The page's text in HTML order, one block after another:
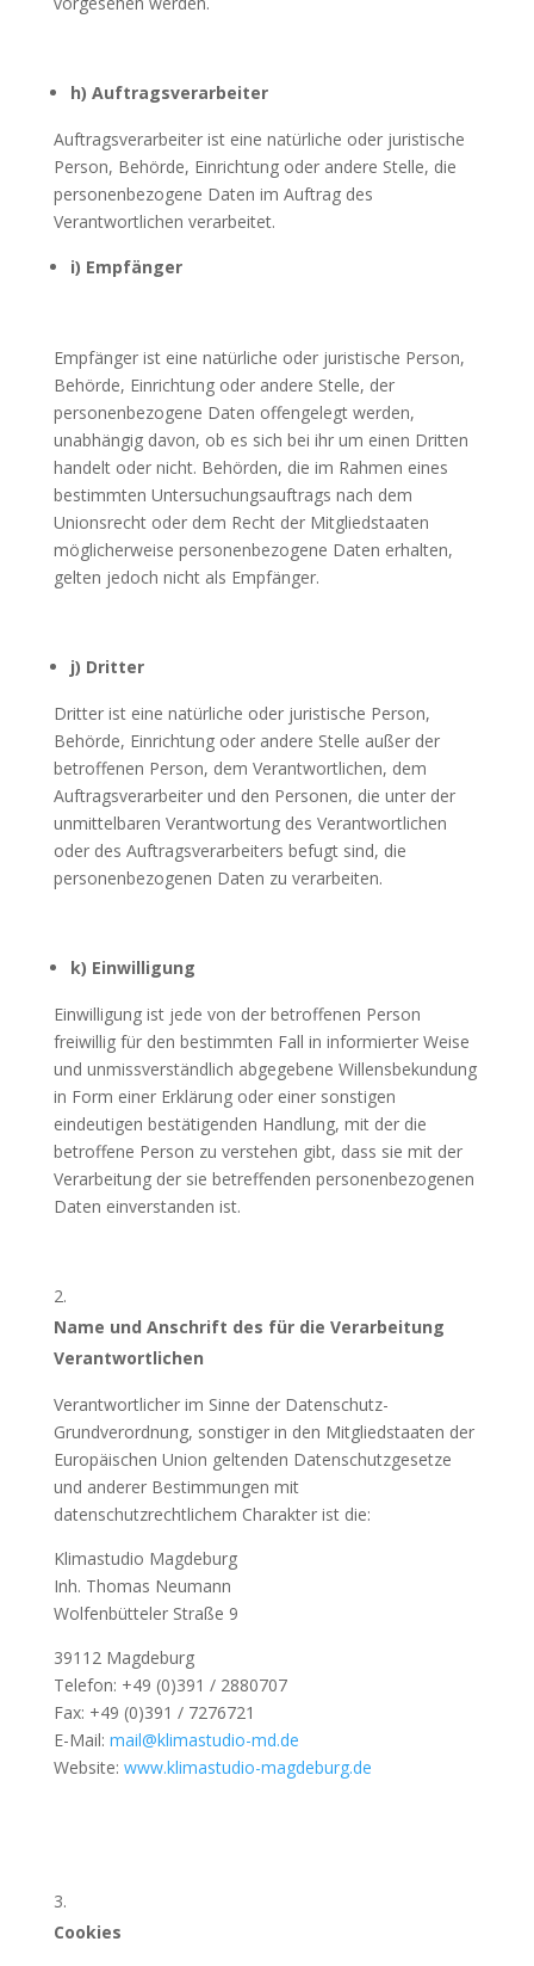
h) Auftragsverarbeiter
Auftragsverarbeiter ist eine natürliche oder juristische
Person, Behörde, Einrichtung oder andere Stelle, die
personenbezogene Daten im Auftrag des
Verantwortlichen verarbeitet.
i) Empfänger
Empfänger ist eine natürliche oder juristische Person,
Behörde, Einrichtung oder andere Stelle, der
personenbezogene Daten offengelegt werden,
unabhängig davon, ob es sich bei ihr um einen Dritten
handelt oder nicht. Behörden, die im Rahmen eines
bestimmten Untersuchungsauftrags nach dem
Unionsrecht oder dem Recht der Mitgliedstaaten
möglicherweise personenbezogene Daten erhalten,
gelten jedoch nicht als Empfänger.
j) Dritter
Dritter ist eine natürliche oder juristische Person,
Behörde, Einrichtung oder andere Stelle außer der
betroffenen Person, dem Verantwortlichen, dem
Auftragsverarbeiter und den Personen, die unter der
unmittelbaren Verantwortung des Verantwortlichen
oder des Auftragsverarbeiters befugt sind, die
personenbezogenen Daten zu verarbeiten.
k) Einwilligung
Einwilligung ist jede von der betroffenen Person
freiwillig für den bestimmten Fall in informierter Weise
und unmissverständlich abgegebene Willensbekundung
in Form einer Erklärung oder einer sonstigen
eindeutigen bestätigenden Handlung, mit der die
betroffene Person zu verstehen gibt, dass sie mit der
Verarbeitung der sie betreffenden personenbezogenen
Daten einverstanden ist.
Name und Anschrift des für die Verarbeitung
Verantwortlichen
Verantwortlicher im Sinne der Datenschutz-
Grundverordnung, sonstiger in den Mitgliedstaaten der
Europäischen Union geltenden Datenschutzgesetze
und anderer Bestimmungen mit
datenschutzrechtlichem Charakter ist die:
Klimastudio Magdeburg
Inh. Thomas Neumann
Wolfenbütteler Straße 9
39112 Magdeburg
Telefon: +49 (0)391 / 2880707
Fax: +49 (0)391 / 7276721
E-Mail: mail@klimastudio-md.de
Website: www.klimastudio-magdeburg.de
Cookies